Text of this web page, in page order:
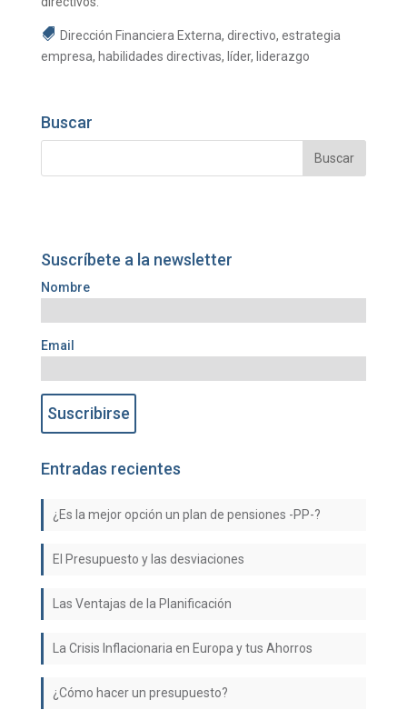
Dirección Financiera Externa, directivo, estrategia
empresa, habilidades directivas, líder, liderazgo
Buscar
Suscríbete a la newsletter
Nombre
Email
Entradas recientes
¿Es la mejor opción un plan de pensiones -PP-?
El Presupuesto y las desviaciones
Las Ventajas de la Planificación
La Crisis Inflacionaria en Europa y tus Ahorros
¿Cómo hacer un presupuesto?